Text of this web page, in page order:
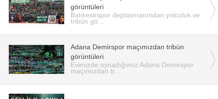
görüntüleri
Balıkesirspor deplasmanından yolculuk ve
tribün gö...
Adana Demirspor maçımızdan tribün
görüntüleri
Evimizde oynadığımız Adana Demirspor
maçımızdan tr...